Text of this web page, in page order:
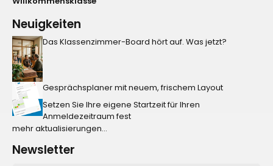
Neuigkeiten
Das Klassenzimmer-Board hört auf. Was jetzt?
Gesprächsplaner mit neuem, frischem Layout
Setzen Sie Ihre eigene Startzeit für Ihren
Anmeldezeitraum fest
mehr aktualisierungen...
Newsletter